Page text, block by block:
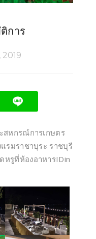
การ
2019
สหกรณ์การเกษตร
รมราชาบุระ ราชบุรี
หรูที่ห้องอาหารIDin